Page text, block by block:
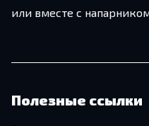
или вместе с
Полезные ссылки